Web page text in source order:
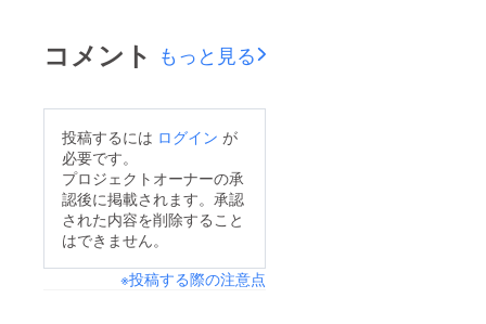
ました。海と空のハー
モニー♬豪華出演者の
コメント もっと見る
投稿するには ログイン が
必要です。
プロジェクトオーナーの承
認後に掲載されます。承認
された内容を削除すること
はできません。
※投稿する際の注意点